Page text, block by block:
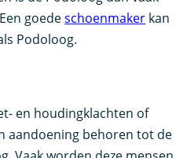
goedeschoenmaker kan
Podoloog.
en houdingklachten of
aandoening behoren tot de